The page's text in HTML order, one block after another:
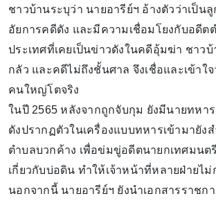
ชาวบ้านระบุว่า นายอารีย์ฯ อ้างตัวว่าเป็น
อัยการคดีดัง และมีความเชื่อมโยงกับอดีต
ประเทศที่เคยเป็นข่าวดังในคดีอุ้มฆ่า ชาวบ้
กลัว และคดีไม่ถึงชั้นศาล จึงเชื่อและเข้าใ
คนใหญ่โตจริง
ในปี 2565 หลังจากถูกจับกุม ยังมีนายทหา
ดังปรากฏตัวในเครื่องแบบทหารเข้ามายัง
ตำบลบวกค้าง เพื่อข่มขู่อดีตนายกเทศมนต
เกี่ยวกับบ่อดิน ทำให้เจ้าหน้าที่หลายฝ่ายไม่
นอกจากนี้ นายอารีย์ฯ ยังนำเอกสารราชก